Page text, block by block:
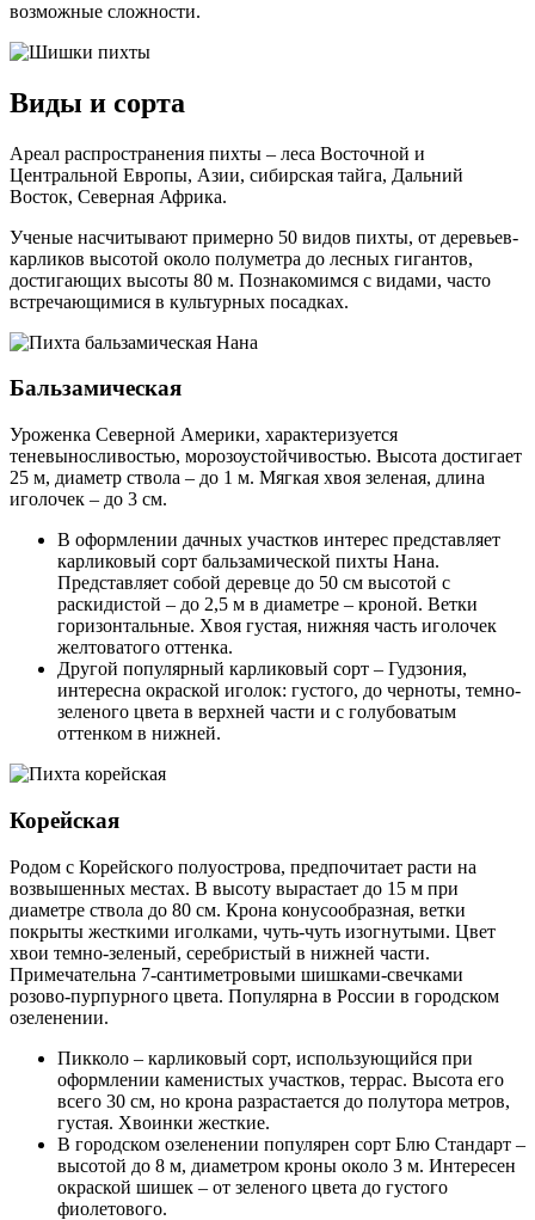
возможные сложности.
Виды и сорта
Ареал распространения пихты – леса Восточной и
Центральной Европы, Азии, сибирская тайга, Дальний
Восток, Северная Африка.
Ученые насчитывают примерно 50 видов пихты, от деревьев-
карликов высотой около полуметра до лесных гигантов,
достигающих высоты 80 м. Познакомимся с видами, часто
встречающимися в культурных посадках.
Бальзамическая
Уроженка Северной Америки, характеризуется
теневыносливостью, морозоустойчивостью. Высота достигает
25 м, диаметр ствола – до 1 м. Мягкая хвоя зеленая, длина
иголочек – до 3 см.
В оформлении дачных участков интерес представляет
карликовый сорт бальзамической пихты Нана.
Представляет собой деревце до 50 см высотой с
раскидистой – до 2,5 м в диаметре – кроной. Ветки
горизонтальные. Хвоя густая, нижняя часть иголочек
желтоватого оттенка.
Другой популярный карликовый сорт – Гудзония,
интересна окраской иголок: густого, до черноты, темно-
зеленого цвета в верхней части и с голубоватым
оттенком в нижней.
Корейская
Родом с Корейского полуострова, предпочитает расти на
возвышенных местах. В высоту вырастает до 15 м при
диаметре ствола до 80 см. Крона конусообразная, ветки
покрыты жесткими иголками, чуть-чуть изогнутыми. Цвет
хвои темно-зеленый, серебристый в нижней части.
Примечательна 7-сантиметровыми шишками-свечками
розово-пурпурного цвета. Популярна в России в городском
озеленении.
Пикколо – карликовый сорт, использующийся при
оформлении каменистых участков, террас. Высота его
всего 30 см, но крона разрастается до полутора метров,
густая. Хвоинки жесткие.
В городском озеленении популярен сорт Блю Стандарт –
высотой до 8 м, диаметром кроны около 3 м. Интересен
окраской шишек – от зеленого цвета до густого
фиолетового.